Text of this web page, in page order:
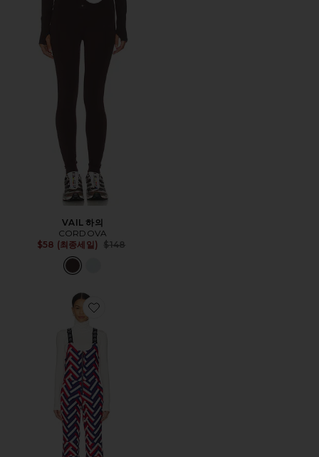
VAIL 하의
CORDOVA
$58 (최종세일)
Previous price:
$148
Favorite JG 멜빵바지 점프수트